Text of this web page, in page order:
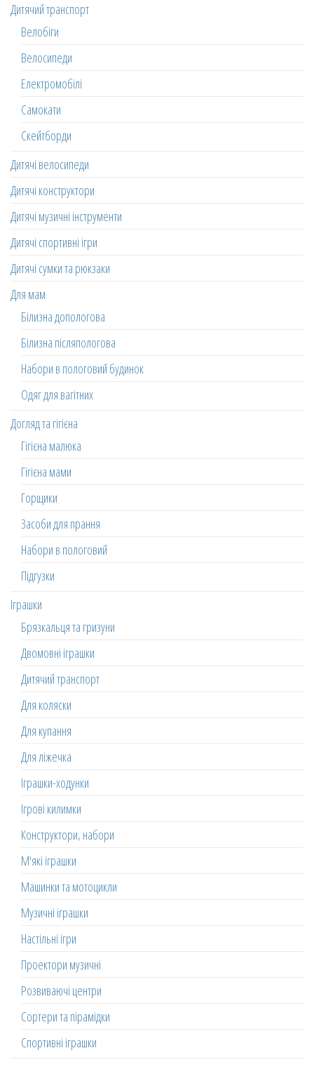
Дитячий транспорт
Велобіги
Велосипеди
Електромобілі
Самокати
Скейтборди
Дитячі велосипеди
Дитячі конструктори
Дитячі музичні інструменти
Дитячі спортивні ігри
Дитячі сумки та рюкзаки
Для мам
Білизна допологова
Білизна післяпологова
Набори в пологовий будинок
Одяг для вагітних
Догляд та гігієна
Гігієна малюка
Гігієна мами
Горщики
Засоби для прання
Набори в пологовий
Підгузки
Іграшки
Брязкальця та гризуни
Двомовні іграшки
Дитячий транспорт
Для коляски
Для купання
Для ліжечка
Іграшки-ходунки
Ігрові килимки
Конструктори, набори
М'які іграшки
Машинки та мотоцикли
Музичні іграшки
Настільні ігри
Проектори музичні
Розвиваючі центри
Сортери та пірамідки
Спортивні іграшки